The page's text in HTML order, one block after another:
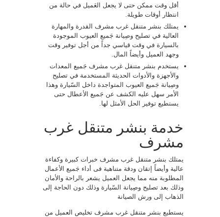
أقل وقت ممكن حتى لا يجعل العَميل في حالة من
انتظار أوقات طويلة.
يمتلك بنشر متنقل غرب مشرف القدرة والمهارة
العالية في تصليح وصِيانة جَميع العيوب الموجودة
بالسيارة في وقت قياسي جداً من أجل توفير وقت
وجهد العميل وأيضاً المال.
يستخدم بنشر متنقل غرب مشرف جَميع المعدات
والأجهزة والأدوات الحديثة المستخدمة في تصليح
وصِيانة جَميع العيوب المتواجدة داخل السّيارة وهذا
الأمر سهل عليه الكشف عن جَميع الأعطال حتى
يستطيع توفير الحل الأمثل لها.
خدمة بنشر متنقل غرب
مشرف
يمتلك بنشر متنقل غرب مشرف خبرات كبيرة وكفاءة
عالية وأيضاً إتقان ودقة متناهية فى أداء جَميع الأعمال
المطلوبة منه مما يجعل العميل يشعر بالراحة والأمان
وذلك بعد تصليح وصِيانة السّيارة وذلك دون الحاجة إلى
الذهاب إلى ورش الصيانة
يستطيع بنشر متنقل غرب مشرف تخليص العميل من